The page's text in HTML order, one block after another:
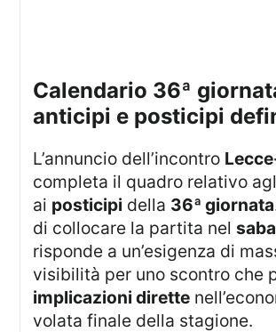
calendario 36ª giornata:
anticipi e posticipi
L’annuncio dell’incontro
completa il quadro relativo
ai posticipi della 36ª giornata
di collocare la partita nel
risponde a un’esigenza di
visibilità per uno scontro che
implicazioni dirette
volata finale della stagione.